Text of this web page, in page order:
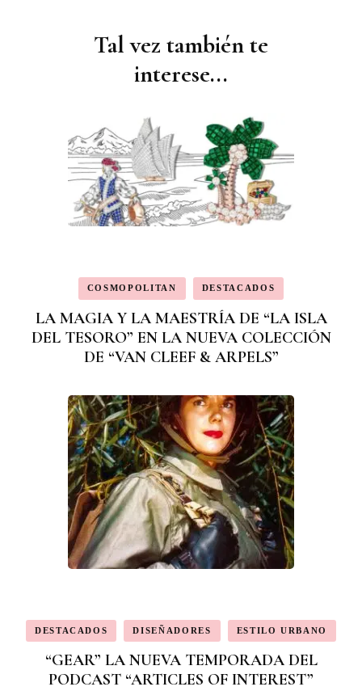
Tal vez también te
interese...
COSMOPOLITAN DESTACADOS
LA MAGIA Y LA MAESTRÍA DE “LA ISLA
DEL TESORO” EN LA NUEVA COLECCIÓN
DE “VAN CLEEF & ARPELS”
DESTACADOS DISEÑADORES ESTILO URBANO
“GEAR” LA NUEVA TEMPORADA DEL
PODCAST “ARTICLES OF INTEREST”